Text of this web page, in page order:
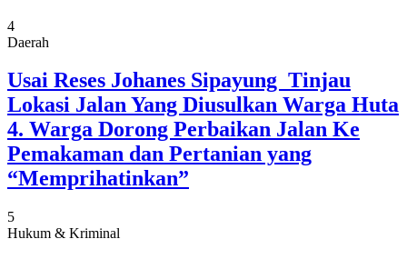
4
Daerah
Usai Reses Johanes Sipayung Tinjau
Lokasi Jalan Yang Diusulkan Warga Huta
4. Warga Dorong Perbaikan Jalan Ke
Pemakaman dan Pertanian yang
“Memprihatinkan”
5
Hukum & Kriminal